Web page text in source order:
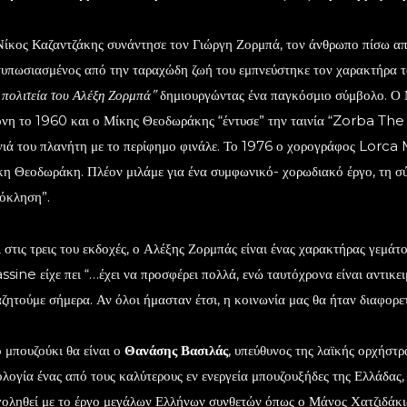
Καζαντζάκης συνάντησε τον Γιώργη Ζορμπά, τον άνθρωπο πίσω
από την ταραχώδη ζωή του εμπνεύστηκε τον
του Αλέξη Ζορμπά”δημιουργώντας ένα παγκόσμιο σύμβολο. Ο
το 1960 και ο Μίκης Θεοδωράκης “έντυσε” την ταινία “Zorba
του πλανήτη με το περίφημο φινάλε. Το 1976 ο χορογράφος Lorca
Θεοδωράκη. Πλέον μιλάμε για ένα συμφωνικό- χορωδιακό έργο, τη
τρεις του εκδοχές, ο Αλέξης Ζορμπάς είναι ένας χαρακτήρας
είχε πει “…έχει να προσφέρει πολλά, ενώ ταυτόχρονα είναι
σήμερα. Αν όλοι ήμασταν έτσι, η κοινωνία μας θα ήταν
θα είναι ο Θανάσης Βασιλάς, υπεύθυνος της λαϊκής
ένας από τους καλύτερους εν ενεργεία μπουζουξήδες της
με το έργο μεγάλων Ελλήνων συνθετών όπως ο Μάνος